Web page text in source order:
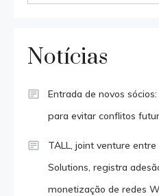
Notícias
Entrada de novos
para evitar conflitos
TALL, joint venture
Solutions, registra
monetização de redes